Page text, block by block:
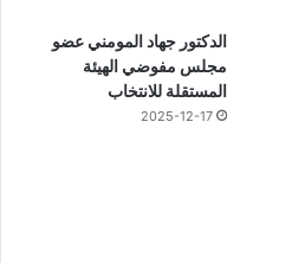
الدكتور جهاد المومني عضو
مجلس مفوضي الهيئة
المستقلة للانتخاب
2025-12-17